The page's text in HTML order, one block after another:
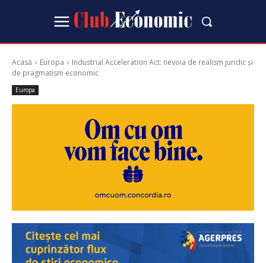
Acasă Europa
Industrial Acceleration Act: nevoia de realism juridic și
de pragmatism economic
Europa